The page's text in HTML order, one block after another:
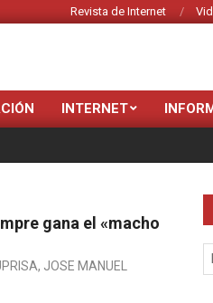
Revista de Internet
INTERNET
gana el «macho
, JOSE MANUEL